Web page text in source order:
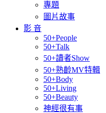
專題
圖片故事
影 音
50+People
50+Talk
50+讀者Show
50+熟齡MV特輯
50+Body
50+Living
50+Beauty
神經很有事